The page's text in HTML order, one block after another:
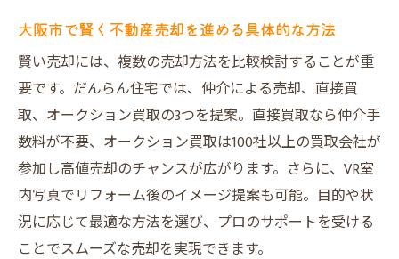
不動産売却時に起こりやすいトラブル回避
策
建物状況調査報告書が売却トラブルを防ぐ
理由
一級建築士のチェックで不動産売却に安心
感を
契約や引き渡し時に注意すべきポイントと
は
だんらん住宅が提供する安心のサポート体
大阪市で賢く不動産売却を進める具体的な方法
賢い売却には、複数の売却方法を比較検討することが重
要です。だんらん住宅では、仲介による売却、直接買
取、オークション買取の3つを提案。直接買取なら仲介手
数料が不要、オークション買取は100社以上の買取会社が
参加し高値売却のチャンスが広がります。さらに、VR室
内写真でリフォーム後のイメージ提案も可能。目的や状
況に応じて最適な方法を選び、プロのサポートを受ける
ことでスムーズな売却を実現できます。